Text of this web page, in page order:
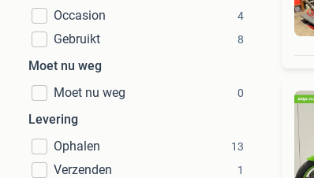
Occasion 4
Gebruikt 8
Moet nu weg
Moet nu weg
0
Levering
Ophalen
13
Verzenden 1